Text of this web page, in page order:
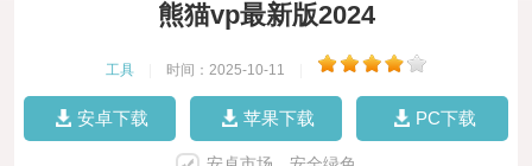
熊猫vp最新版2024
工具 时间：2025-10-11
安卓下载 苹果下载 PC下载